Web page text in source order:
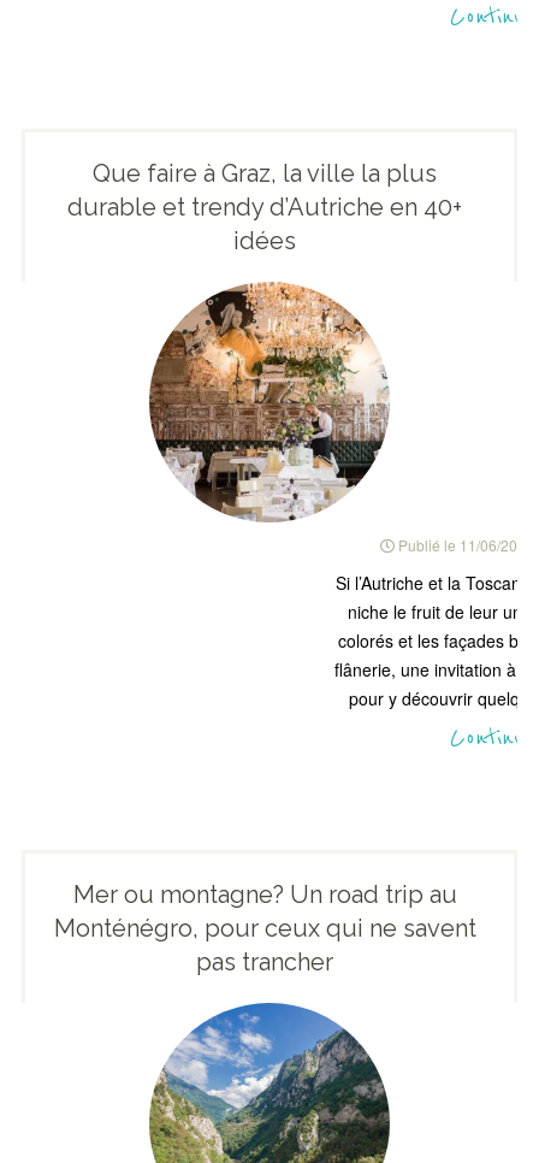
Que faire à Graz, la ville la plus
durable et trendy d’Autriche en 40+
idées
Publié le 11/06/2019
Si l’Autriche et la
niche le fruit de leur
colorés et les façades
flânerie, une invitation à
pour y découvrir
Mer ou montagne? Un road trip au
Monténégro, pour ceux qui ne savent
pas trancher